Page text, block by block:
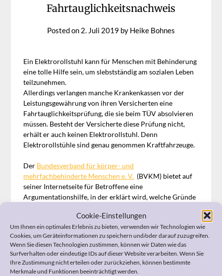
Cookie-Einstellungen
Um Ihnen ein optimales Erlebnis zu bieten, verwenden wir Technologien wie
Cookies, um Geräteinformationen zu speichern und/oder darauf zuzugreifen.
Wenn Sie diesen Technologien zustimmen, können wir Daten wie das
Surfverhalten oder eindeutige IDs auf dieser Website verarbeiten. Wenn Sie
Ihre Zustimmung nicht erteilen oder zurückziehen, können bestimmte
Merkmale und Funktionen beeinträchtigt werden.
Fahrtauglichkeitsnachweis
Posted on 2. Juli 2019 by Heike Bohnes
Ein Elektrorollstuhl kann für Menschen mit Behinderung
eine tolle Hilfe sein, um slebstständig am sozialen Leben
teilzunehmen.
Allerdings verlangen manche Krankenkassen vor der
Leistungsgewährung von ihren Versicherten eine
Fahrtauglichkeitsprüfung, die sie beim TÜV absolvieren
müssen. Besteht der Versicherte diese Prüfung nicht,
erhält er auch keinen Elektrorollstuhl. Denn
Elektrorollstühle sind genau genommen Kraftfahrzeuge.
Der Bundesverband für körper- und
mehrfachbehinderte Menschen e. V. (BVKM) bietet auf
seiner Internetseite für Betroffene eine
Argumentationshilfe, in der erklärt wird, welche Gründe
Tipp:Die Argumentationshilfe können Sie unter dem
nachfolgenden Link direkt von der Seite des BVKM
herunterladen:
Argumentationshilfe gegen die TÜV-
Prüfung bei der Versorgung mit einem Elektrorollstuhl